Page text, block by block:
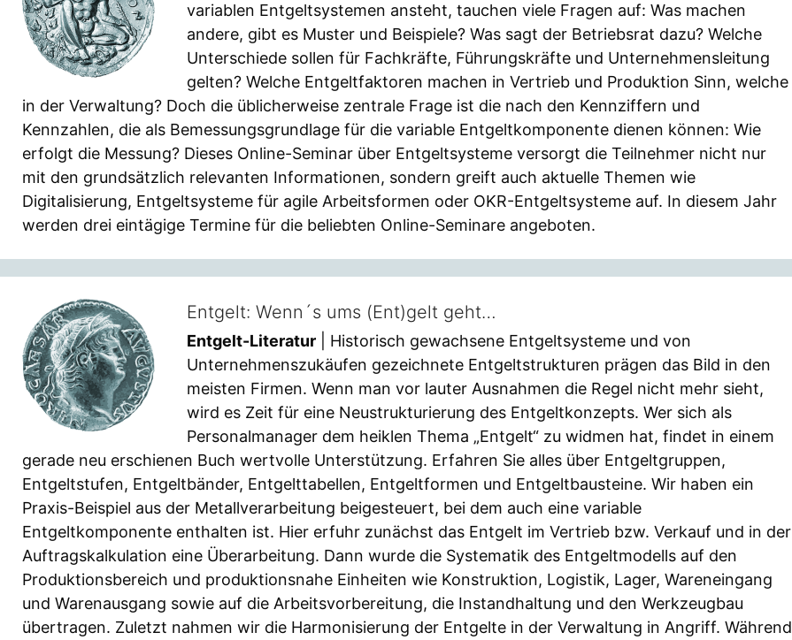
variablen Entgeltsystemen ansteht, tauchen viele Fragen auf: Was machen
andere, gibt es Muster und Beispiele? Was sagt der Betriebsrat dazu? Welche
Unterschiede sollen für Fachkräfte, Führungskräfte und Unternehmensleitung
gelten? Welche Entgeltfaktoren machen in Vertrieb und Produktion Sinn, welche
in der Verwaltung? Doch die üblicherweise zentrale Frage ist die nach den Kennziffern und
Kennzahlen, die als Bemessungsgrundlage für die variable Entgeltkomponente dienen können: Wie
erfolgt die Messung? Dieses Online-Seminar über Entgeltsysteme versorgt die Teilnehmer nicht nur
mit den grundsätzlich relevanten Informationen, sondern greift auch aktuelle Themen wie
Digitalisierung, Entgeltsysteme für agile Arbeitsformen oder OKR-Entgeltsysteme auf. In diesem Jahr
werden drei eintägige Termine für die beliebten Online-Seminare angeboten.
Entgelt: Wenn´s ums (Ent)gelt geht…
Entgelt-Literatur | Historisch gewachsene Entgeltsysteme und von
Unternehmenszukäufen gezeichnete Entgeltstrukturen prägen das Bild in den
meisten Firmen. Wenn man vor lauter Ausnahmen die Regel nicht mehr sieht,
wird es Zeit für eine Neustrukturierung des Entgeltkonzepts. Wer sich als
Personalmanager dem heiklen Thema „Entgelt“ zu widmen hat, findet in einem
gerade neu erschienen Buch wertvolle Unterstützung. Erfahren Sie alles über Entgeltgruppen,
Entgeltstufen, Entgeltbänder, Entgelttabellen, Entgeltformen und Entgeltbausteine. Wir haben ein
Praxis-Beispiel aus der Metallverarbeitung beigesteuert, bei dem auch eine variable
Entgeltkomponente enthalten ist. Hier erfuhr zunächst das Entgelt im Vertrieb bzw. Verkauf und in der
Auftragskalkulation eine Überarbeitung. Dann wurde die Systematik des Entgeltmodells auf den
Produktionsbereich und produktionsnahe Einheiten wie Konstruktion, Logistik, Lager, Wareneingang
und Warenausgang sowie auf die Arbeitsvorbereitung, die Instandhaltung und den Werkzeugbau
übertragen. Zuletzt nahmen wir die Harmonisierung der Entgelte in der Verwaltung in Angriff. Während